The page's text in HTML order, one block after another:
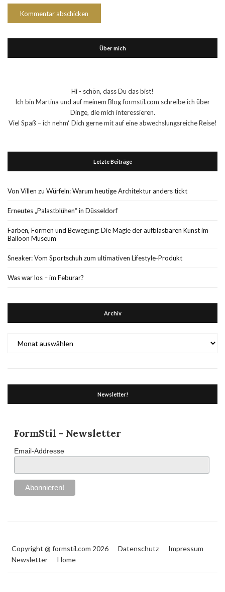
Über mich
Hi - schön, dass Du das bist!
Ich bin Martina und auf meinem Blog formstil.com schreibe ich über
Dinge, die mich interessieren.
Viel Spaß – ich nehm‘ Dich gerne mit auf eine abwechslungsreiche Reise!
Letzte Beiträge
Von Villen zu Würfeln: Warum heutige Architektur anders tickt
Erneutes „Palastblühen“ in Düsseldorf
Farben, Formen und Bewegung: Die Magie der aufblasbaren Kunst im
Balloon Museum
Sneaker: Vom Sportschuh zum ultimativen Lifestyle-Produkt
Was war los – im Feburar?
Archiv
Newsletter!
FormStil - Newsletter
Email-Addresse
Copyright @ formstil.com 2026 Datenschutz
Impressum
Newsletter
Home